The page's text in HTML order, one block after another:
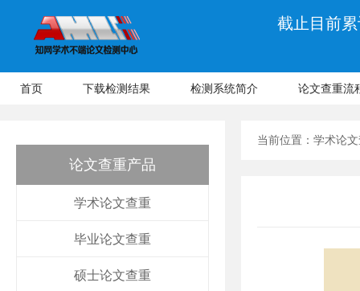
截止目前
首页 下载检测结果 检测系统简介 论文查重流
论文查重产品
学术论文查重
毕业论文查重
硕士论文查重
当前位置： 学术论